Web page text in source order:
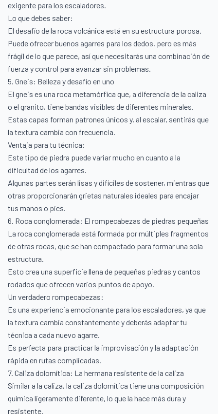
exigente para los escaladores.
Lo que debes saber:
El desafío de la roca volcánica está en su estructura porosa.
Puede ofrecer buenos agarres para los dedos, pero es más
frágil de lo que parece, así que necesitarás una combinación de
fuerza y control para avanzar sin problemas.
5. Gneis: Belleza y desafío en uno
El gneis es una roca metamórfica que, a diferencia de la caliza
o el granito, tiene bandas visibles de diferentes minerales.
Estas capas forman patrones únicos y, al escalar, sentirás que
la textura cambia con frecuencia.
Ventaja para tu técnica:
Este tipo de piedra puede variar mucho en cuanto a la
dificultad de los agarres.
Algunas partes serán lisas y difíciles de sostener, mientras que
otras proporcionarán grietas naturales ideales para encajar
tus manos o pies.
6. Roca conglomerada: El rompecabezas de piedras pequeñas
La roca conglomerada está formada por múltiples fragmentos
de otras rocas, que se han compactado para formar una sola
estructura.
Esto crea una superficie llena de pequeñas piedras y cantos
rodados que ofrecen varios puntos de apoyo.
Un verdadero rompecabezas:
Es una experiencia emocionante para los escaladores, ya que
la textura cambia constantemente y deberás adaptar tu
técnica a cada nuevo agarre.
Es perfecta para practicar la improvisación y la adaptación
rápida en rutas complicadas.
7. Caliza dolomítica: La hermana resistente de la caliza
Similar a la caliza, la caliza dolomítica tiene una composición
química ligeramente diferente, lo que la hace más dura y
resistente.